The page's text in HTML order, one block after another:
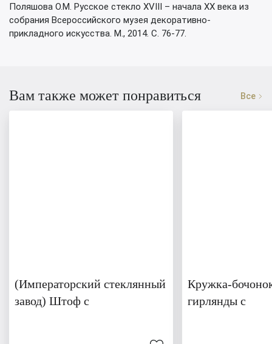
Поляшова О.М. Русское стекло XVIII – начала XX века из
собрания Всероссийского музея декоративно-
прикладного искусства. М., 2014. С. 76-77.
Вам также может понравиться Все
(Императорский стеклянный
завод) Штоф с
Кружка-
гирлянды с